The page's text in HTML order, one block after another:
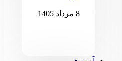
8 مرداد 1405